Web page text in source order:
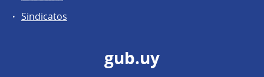
Sindicatos
gub.uy